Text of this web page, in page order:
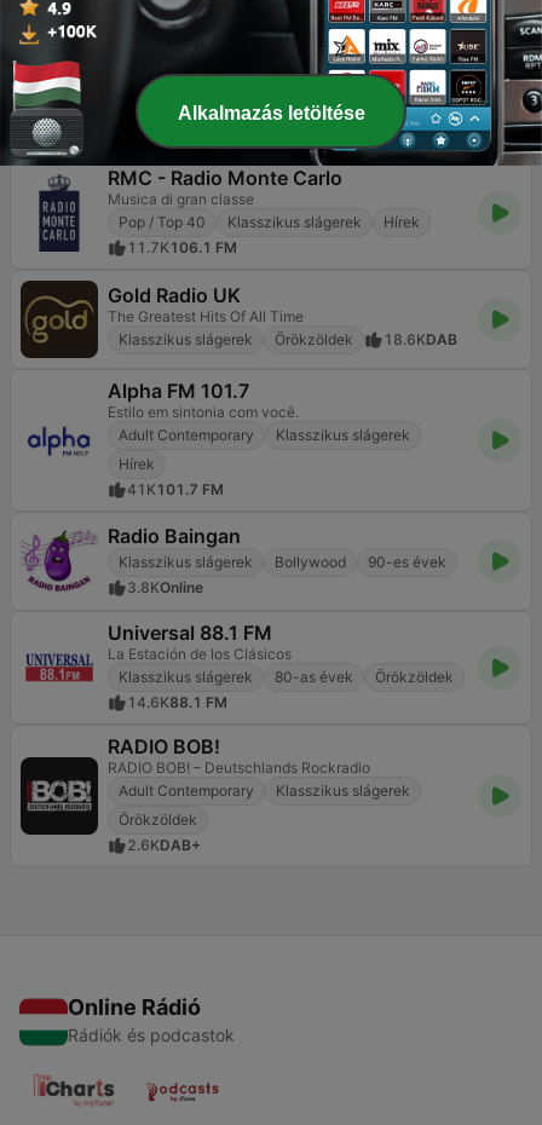
Klasszikus slágerek
Örökzöldek 1.1KOnline
Good times, great music
Klasszikus slágerek
80-as évek
Örökzöldek
9.4K
RMC - Radio Monte Carlo
Musica di gran classe
Pop / Top 40
Klasszikus slágerek
Hírek
11.7K106.1 FM
Gold Radio UK
The Greatest Hits Of All Time
Klasszikus slágerek
Örökzöldek 18.6KDAB
Alpha FM 101.7
Estilo em sintonia com você.
Adult Contemporary
Klasszikus slágerek
Hírek
41K101.7 FM
Radio Baingan
Klasszikus slágerek Bollywood
90-es évek
3.8KOnline
Universal 88.1 FM
La Estación de los Clásicos
Klasszikus slágerek
80-as évek
Örökzöldek
14.6K88.1 FM
RADIO BOB!
RADIO BOB! – Deutschlands Rockradio
Adult Contemporary
Klasszikus slágerek
Örökzöldek
2.6KDAB+
Online Rádió
Rádiók és podcastok
Alkalmazás letöltése